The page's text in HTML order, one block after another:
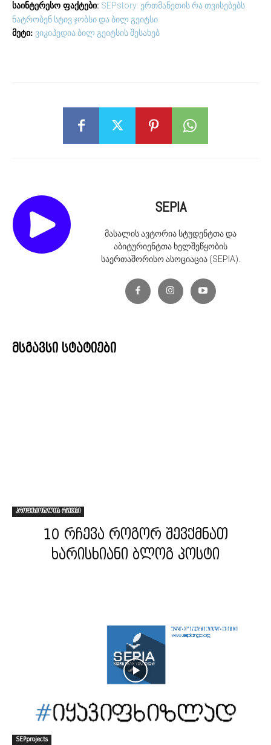
საინტერესო ფაქტები: SEPstory: ერთმანეთის რა თვისებებს
ნატრობენ სტივ ჯობსი და ბილ გეიტსი
მეტი: ვიკიპედია ბილ გეიტსის შესახებ
SEPIA
მასალის ავტორია სტუდენტთა და
აბიტურიენტთა ხელშეწყობის
საერთაშორისო ასოციაცია (SEPIA).
მსგავსი სტატიები
პროფესიონალთა რჩევები
10 რჩევა როგორ შევქმნათ
ხარისხიანი ბლოგ პოსტი
SEPprojects